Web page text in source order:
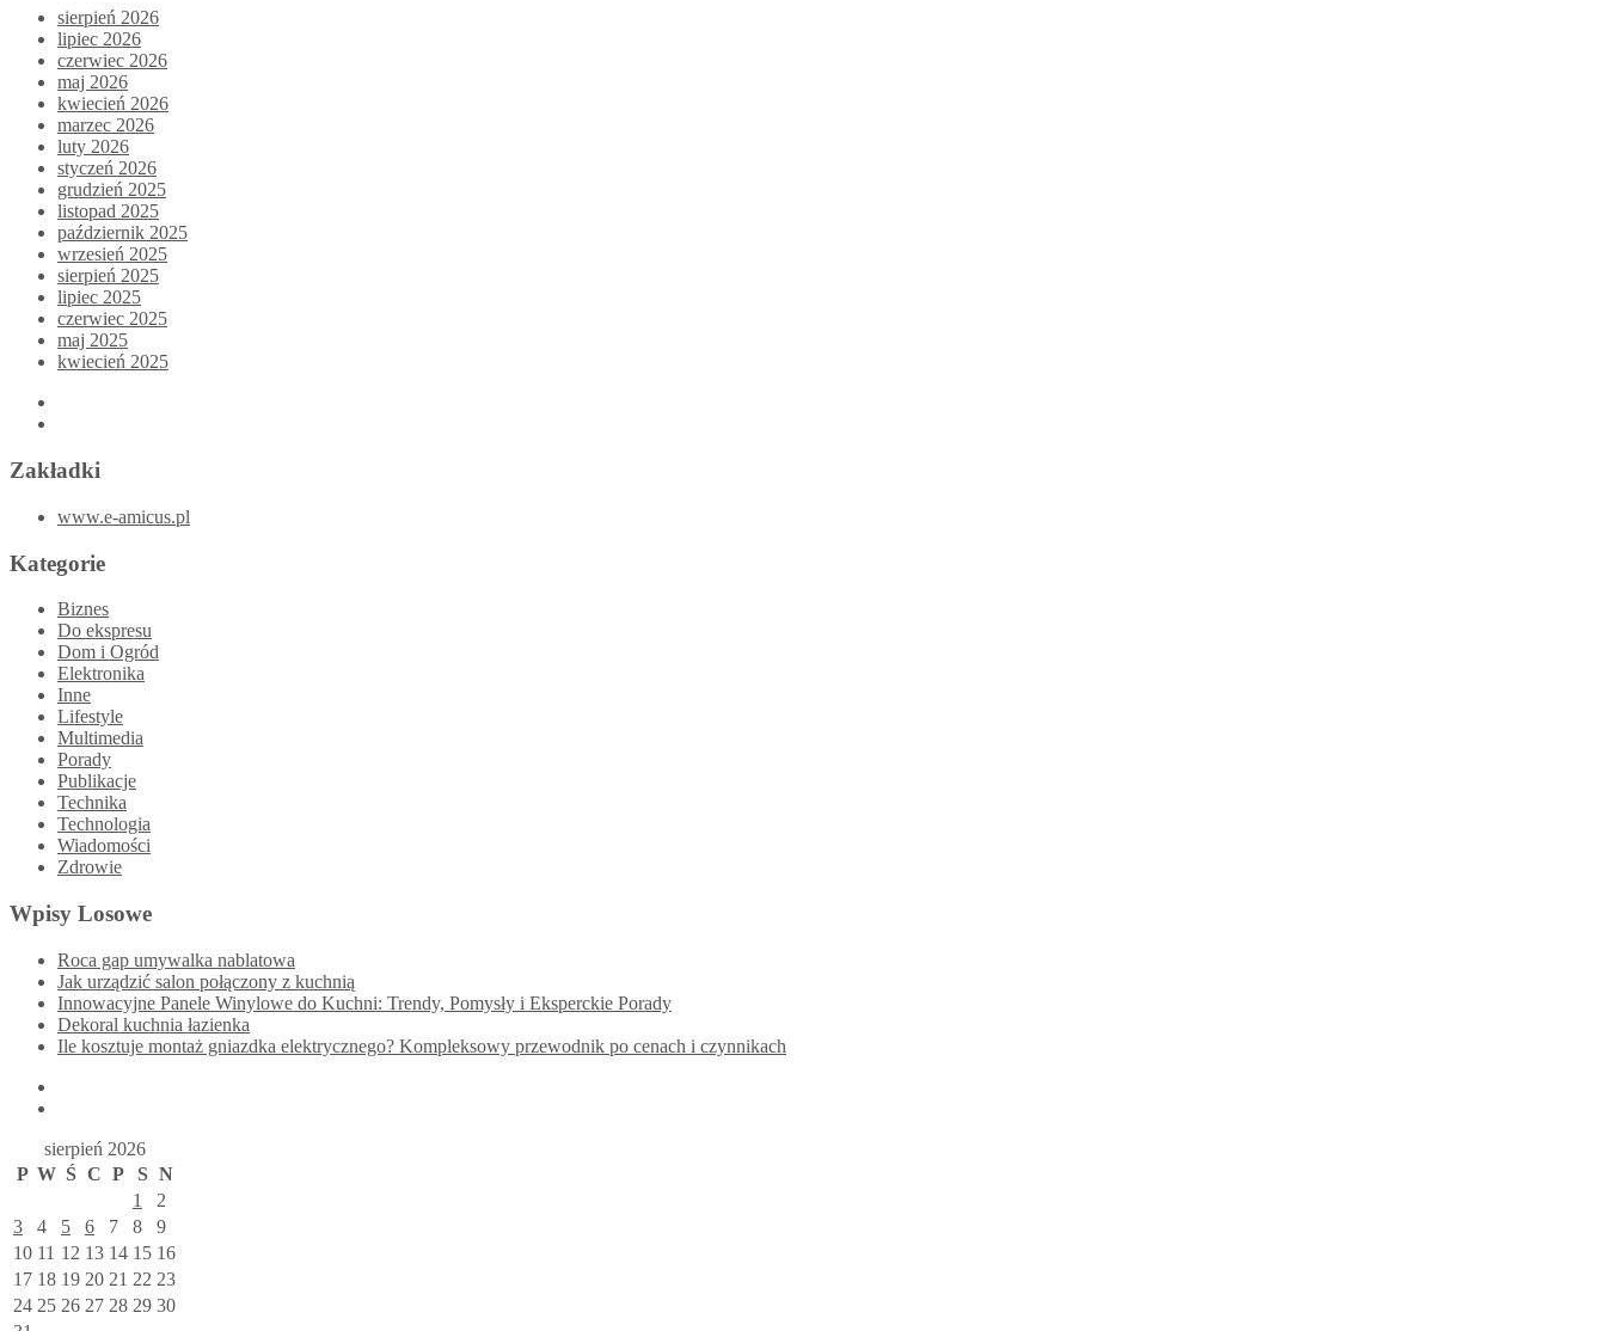
sierpień 2026
lipiec 2026
czerwiec 2026
maj 2026
kwiecień 2026
marzec 2026
luty 2026
styczeń 2026
grudzień 2025
listopad 2025
październik 2025
wrzesień 2025
sierpień 2025
lipiec 2025
czerwiec 2025
maj 2025
kwiecień 2025
Zakładki
www.e-amicus.pl
Kategorie
Biznes
Do ekspresu
Dom i Ogród
Elektronika
Inne
Lifestyle
Multimedia
Porady
Publikacje
Technika
Technologia
Wiadomości
Zdrowie
Wpisy Losowe
Roca gap umywalka nablatowa
Jak urządzić salon połączony z kuchnią
Innowacyjne Panele Winylowe do Kuchni: Trendy, Pomysły i Eksperckie Porady
Dekoral kuchnia łazienka
Ile kosztuje montaż gniazdka elektrycznego? Kompleksowy przewodnik po cenach i czynnikach
sierpień 2026
P W Ś C P S N
1
2
3
4 5 6 7 8
9
10 11 12 13 14 15 16
17 18 19 20 21 22 23
24 25 26 27 28 29 30